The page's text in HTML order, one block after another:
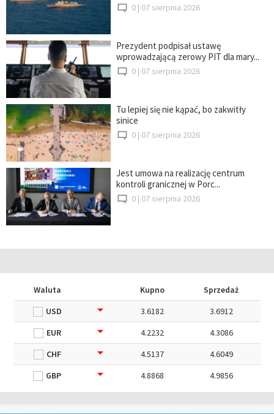
0 | 07 sierpnia 2026
Prezydent podpisał ustawę
wprowadzającą zerowy PIT dla mary...
0 | 07 sierpnia 2026
Tu lepiej się nie kąpać, bo zakwitły
sinice
0 | 07 sierpnia 2026
Jest umowa na realizację centrum
kontroli granicznej w Porc...
0 | 07 sierpnia 2026
Waluta Kupno
Sprzedaż
USD
3.6182
3.6912
EUR
4.2232
4.3086
CHF
4.5137
4.6049
GBP
4.8868 4.9856